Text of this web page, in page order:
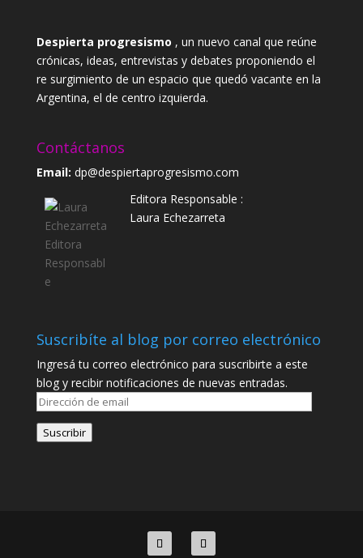
Despierta progresismo , un nuevo canal que reúne
crónicas, ideas, entrevistas y debates proponiendo el
re surgimiento de un espacio que quedó vacante en la
Argentina, el de centro izquierda.
Contáctanos
Email: dp@despiertaprogresismo.com
Editora Responsable :
Laura Echezarreta
Suscribíte al blog por correo electrónico
Ingresá tu correo electrónico para suscribirte a este
blog y recibir notificaciones de nuevas entradas.
Dirección
de
email
Suscribir